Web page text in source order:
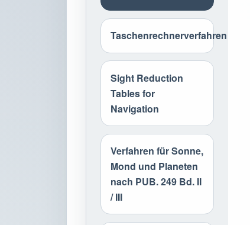
Taschenrechnerverfahren
Sight Reduction
Tables for
Navigation
Verfahren für Sonne,
Mond und Planeten
nach PUB. 249 Bd. II
/ III